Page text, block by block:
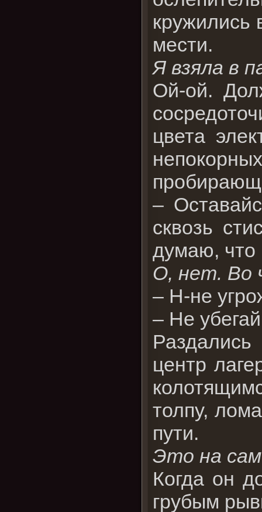
кружились
мести.
Я взяла в
Ой-ой.
цвета
–
сквозь
думаю, что
О, нет. Во
– Н-не
– Не
центр
толпу,
пути.
Это на
Когда он
грубым